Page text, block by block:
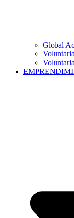
Global